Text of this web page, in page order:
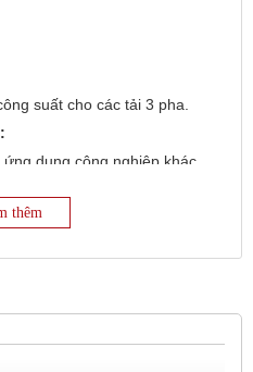
suất cho các tải 3 pha.
dụng công nghiệp khác
điều khiển như 4-20mA, 1-
thêm